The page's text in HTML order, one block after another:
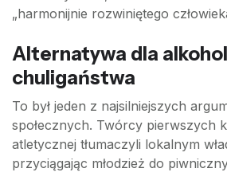
„harmonijnie rozwiniętego
Alternatywa dla
chuligaństwa
To był jeden z najsilniejszych
społecznych. Twórcy pierwszych
atletycznej tłumaczyli lokalnym
przyciągając młodzież do